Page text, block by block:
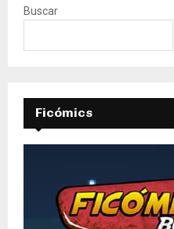
Buscar
Ficómics